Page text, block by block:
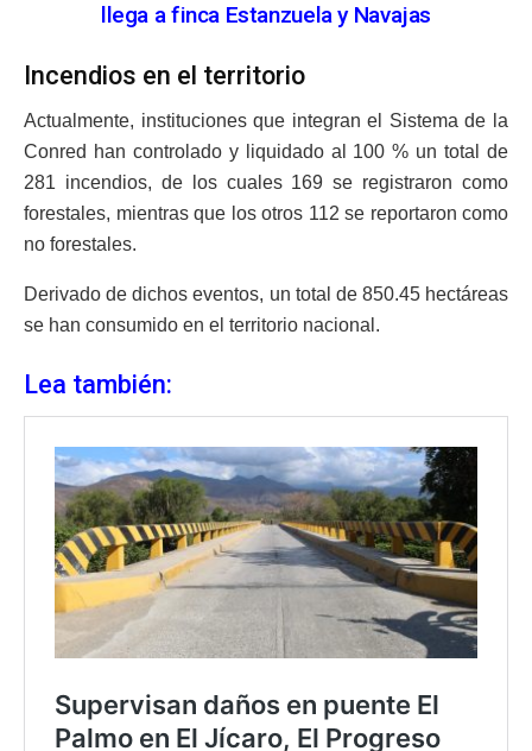
llega a finca Estanzuela y Navajas
Incendios en el territorio
Actualmente, instituciones que integran el Sistema de la
Conred han controlado y liquidado al 100 % un total de
281 incendios, de los cuales 169 se registraron como
forestales, mientras que los otros 112 se reportaron como
no forestales.
Derivado de dichos eventos, un total de 850.45 hectáreas
se han consumido en el territorio nacional.
Lea también: